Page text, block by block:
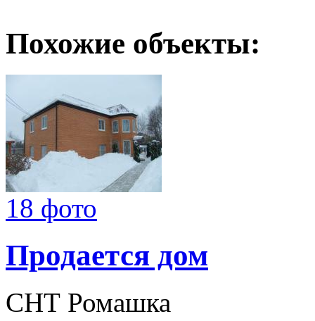
Похожие объекты:
18 фото
Продается дом
СНТ Ромашка